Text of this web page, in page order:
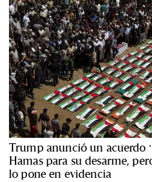
Trump anunció un acuerdo
Hamas para su desarme,
lo pone en evidencia